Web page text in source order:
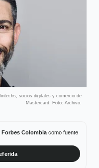
socios digitales y comercio de
Mastercard. Foto: Archivo.
Forbes Colombiacomo fuente